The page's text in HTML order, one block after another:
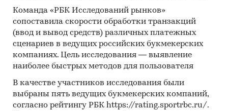
Команда «РБК Исследований рынков»
сопоставила скорости обработки транзакций
(ввод и вывод средств) различных платежных
сценариев в ведущих российских букмекерских
компаниях. Цель исследования — выявление
наиболее быстрых методов для пользователя
В качестве участников исследования были
выбраны пять ведущих букмекерских компаний,
согласно рейтингу РБК https://rating.sportrbc.ru/.